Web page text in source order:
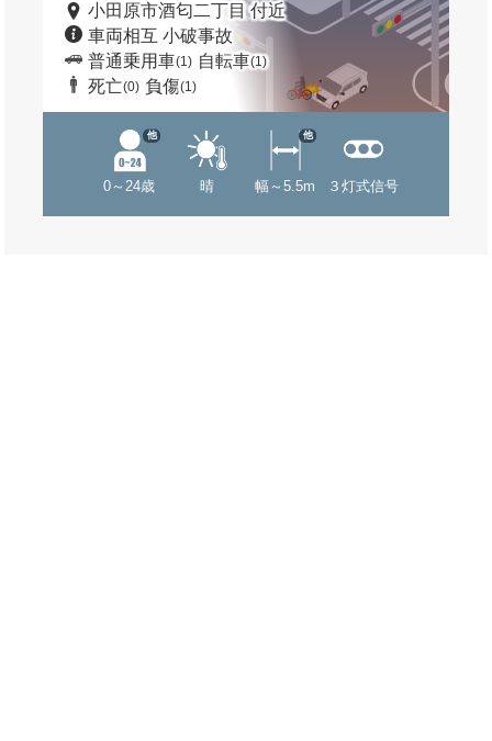
小田原市酒匂二丁目 付近
車両相互 小破事故
普通乗用車(1) 自転車(1)
死亡(0) 負傷(1)
0～24歳
他
晴 幅～5.5m
他
３灯式信号